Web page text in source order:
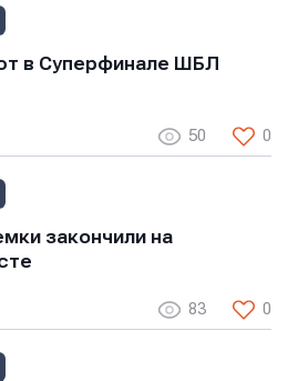
в Суперфинале ШБЛ
50 0
закончили на
83 0